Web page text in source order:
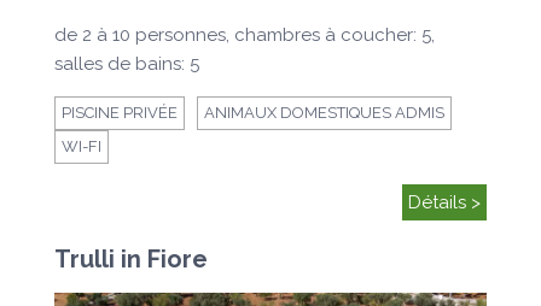
de 2 à 10 personnes, chambres à coucher: 5,
salles de bains: 5
PISCINE PRIVÉE
ANIMAUX DOMESTIQUES ADMIS
WI-FI
Détails >
Trulli in Fiore